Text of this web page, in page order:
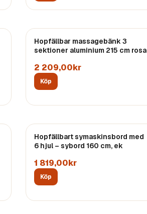
Hopfällbar massagebänk 3
sektioner aluminium 215 cm rosa
2 209,00kr
Köp
Hopfällbart symaskinsbord med
6 hjul – sybord 160 cm, ek
1 819,00kr
Köp